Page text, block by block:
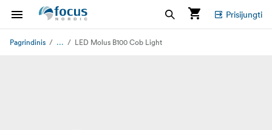
Prisijungti
Pagrindinis ... LED Molus B100 Cob Light